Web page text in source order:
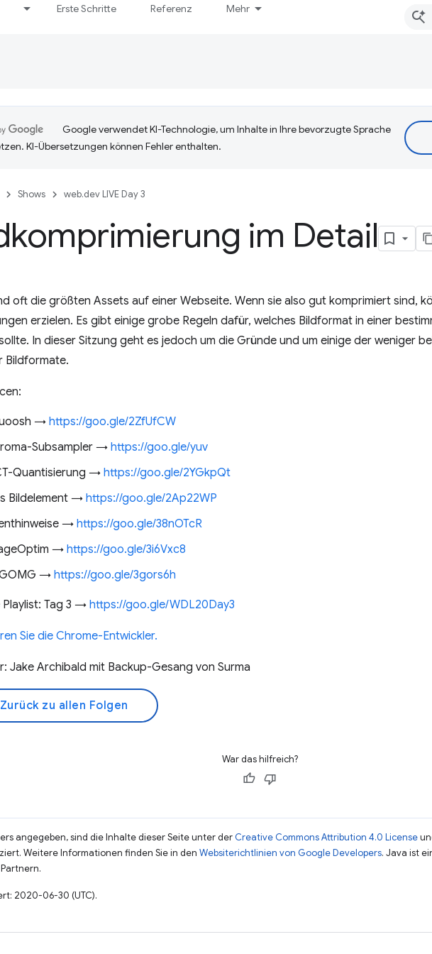
Erste Schritte Referenz Mehr
Google verwendet KI-Technologie, um Inhalte in Ihre bevorzugte Sprache
KI-Übersetzungen können Fehler enthalten.
Shows web.dev LIVE Day 3
im Detail
oft die größten Assets auf einer Webseite. Wenn sie also gut komprimiert sind,
erzielen. Es gibt einige grobe Regeln dafür, welches Bildformat in einer
In dieser Sitzung geht es jedoch um die Gründe und um einige der weniger
Bildformate.
→https://goo.gle/2ZfUfCW
Subsampler → https://goo.gle/yuv
Quantisierung → https://goo.gle/2YGkpQt
Bildelement →https://goo.gle/2Ap22WP
→ https://goo.gle/38nOTcR
→ https://goo.gle/3i6Vxc8
→ https://goo.gle/3gors6h
Playlist: Tag 3 → https://goo.gle/WDL20Day3
Sie die Chrome-Entwickler.
Jake Archibald mit Backup-Gesang von Surma
Zurück zu allen Folgen
War das hilfreich?
angegeben, sind die Inhalte dieser Seite unter der Creative Commons Attribution 4.0 License
Weitere Informationen finden Sie in den Websiterichtlinien von Google Developers. Java ist
2020-06-30 (UTC).